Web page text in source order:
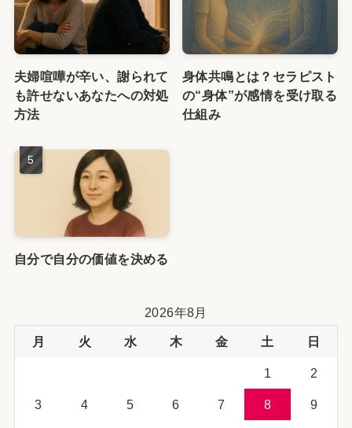
夫婦喧嘩が辛い、謝られて
も許せないあなたへの対処
方法
身体共鳴とは？セラピスト
の“身体”が感情を受け取る
仕組み
自分で自分の価値を決める
2026年8月
月 火 水 木 金 土 日
1 2
3 4 5 6 7 8 9